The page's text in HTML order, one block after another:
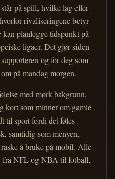
på spill, hvilke lag eller
rivaliseringene betyr
kan planlegge tidspunkt på
ligaer. Det gjør siden
og for deg som
på mandag morgen.
med mørk bakgrunn,
kort som minner om gamle
til sport fordi det føles
samtidig som menyen,
å bruke på mobil. Alle
fra NFL og NBA til fotball,